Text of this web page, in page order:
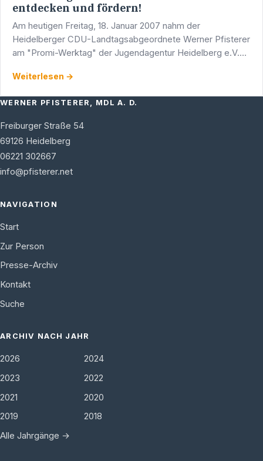
entdecken und fördern!
Am heutigen Freitag, 18. Januar 2007 nahm der
Heidelberger CDU-Landtagsabgeordnete Werner Pfisterer
am "Promi-Werktag" der Jugendagentur Heidelberg e.V.
Hauptschülern in der …
Weiterlesen →
WERNER PFISTERER, MDL A. D.
Freiburger Straße 54
69126 Heidelberg
06221 302667
info@pfisterer.net
NAVIGATION
Start
Zur Person
Presse-Archiv
Kontakt
Suche
ARCHIV NACH JAHR
2026
2024
2023
2022
2021
2020
2019
2018
Alle Jahrgänge →